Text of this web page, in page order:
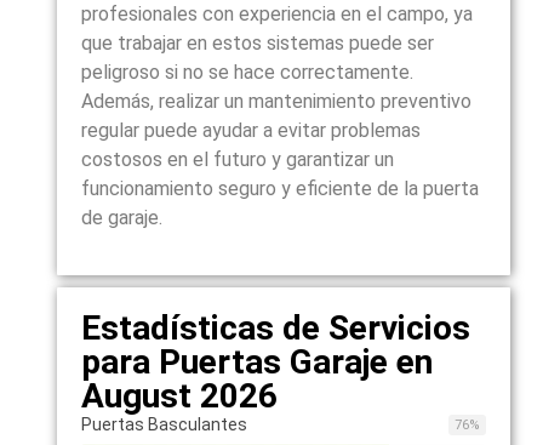
profesionales con experiencia en el campo, ya
que trabajar en estos sistemas puede ser
peligroso si no se hace correctamente.
Además, realizar un mantenimiento preventivo
regular puede ayudar a evitar problemas
costosos en el futuro y garantizar un
funcionamiento seguro y eficiente de la puerta
de garaje.
Estadísticas de Servicios
para Puertas Garaje en
August 2026
Puertas Basculantes 76%